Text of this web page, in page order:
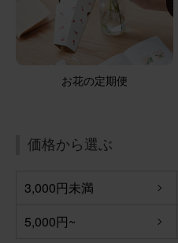
お花の定期便
価格から選ぶ
3,000円未満
5,000円~